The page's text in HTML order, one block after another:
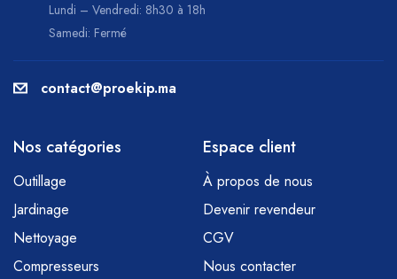
Lundi – Vendredi: 8h30 à 18h
Samedi: Fermé
contact@proekip.ma
Nos catégories
Outillage
Jardinage
Nettoyage
Compresseurs
Espace client
À propos de nous
Devenir revendeur
CGV
Nous contacter